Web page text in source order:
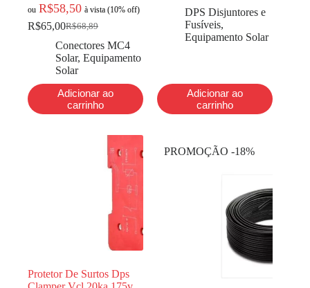
ou R$58,50 à vista (10% off)
R$68,89
R$65,00
Conectores MC4
Solar, Equipamento
Solar
Adicionar ao
carrinho
DPS Disjuntores e
Fusíveis,
Equipamento Solar
Adicionar ao
carrinho
Protetor De Surtos Dps
PROMOÇÃO -18%